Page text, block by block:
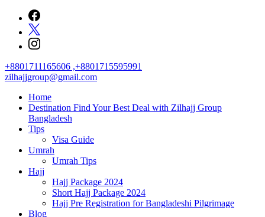
content
+8801711165606 ,+8801715595991
zilhajjgroup@gmail.com
Home
Destination Find Your Best Deal with Zilhajj Group
Bangladesh
Tips
Visa Guide
Umrah
Umrah Tips
Hajj
Hajj Package 2024
Short Hajj Package 2024
Hajj Pre Registration for Bangladeshi Pilgrimage
Blog